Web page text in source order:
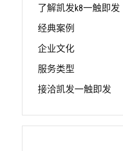
了解凯发k8一触即发
经典案例
企业文化
服务类型
接洽凯发一触即发